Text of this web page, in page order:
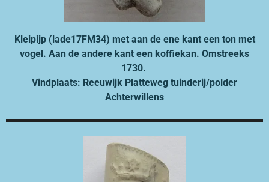
Kleipijp (lade17FM34) met aan de ene kant een ton met
vogel. Aan de andere kant een koffiekan. Omstreeks
1730.
Vindplaats: Reeuwijk Platteweg tuinderij/polder
Achterwillens